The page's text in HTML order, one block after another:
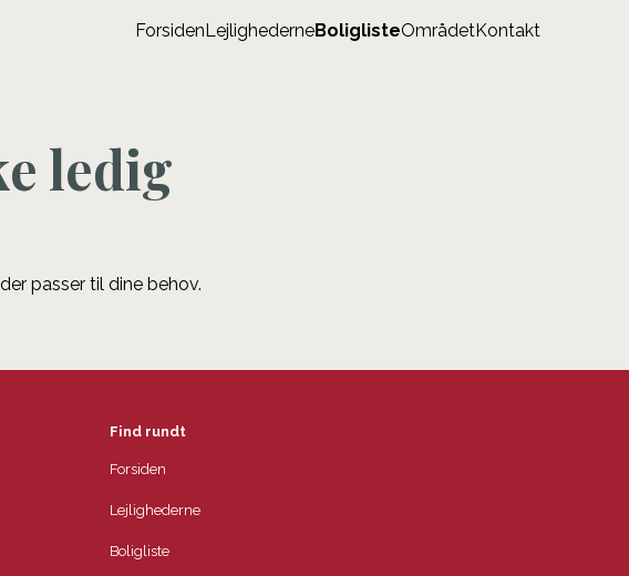
ForsidenLejlighederneBoliglisteOmrådetKontakt
ledig
passer til dine behov.
Find rundt
Forsiden
Lejlighederne
Boligliste